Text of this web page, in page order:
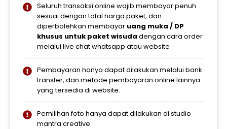
Seluruh transaksi online wajib membayar penuh
sesuai dengan total harga paket, dan
diperbolehkan membayar uang muka / DP
khusus untuk paket wisuda dengan cara order
melalui live chat whatsapp atau website
Pembayaran hanya dapat dilakukan melalui bank
transfer, dan metode pembayaran online lainnya
yang tersedia di website.
Pemilihan foto hanya dapat dilakukan di studio
mantra creative